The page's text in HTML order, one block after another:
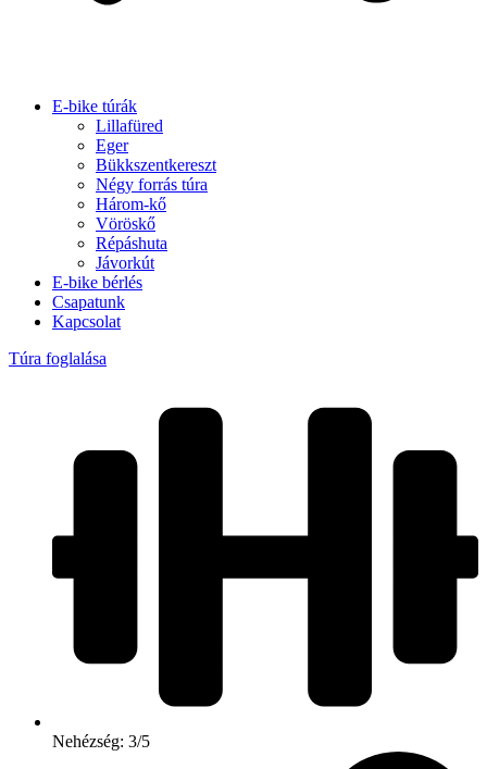
E-bike túrák
Lillafüred
Eger
Bükkszentkereszt
Négy forrás túra
Három-kő
Vöröskő
Répáshuta
Jávorkút
E-bike bérlés
Csapatunk
Kapcsolat
Túra foglalása
Nehézség: 3/5